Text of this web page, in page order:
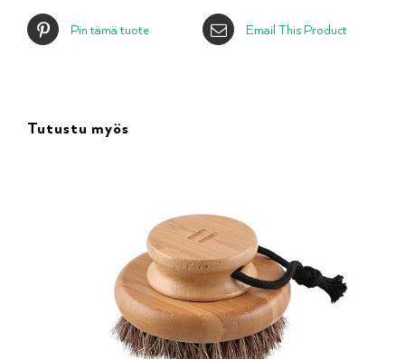
Pin tämä tuote Email This Product
Tutustu myös